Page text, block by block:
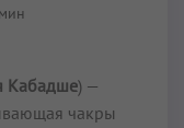
Кабадше) —
чакры